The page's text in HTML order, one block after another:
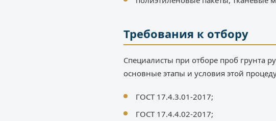
Требования к отбору
Специалисты при отборе проб грунта
основные этапы и условия этой
ГОСТ 17.4.3.01-2017;
ГОСТ 17.4.4.02-2017;